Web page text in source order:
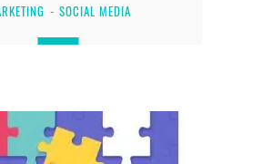
contenu.SOCIAL MEDIA